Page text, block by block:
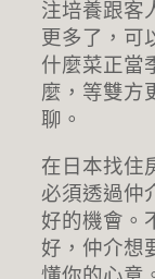
注培養跟客
更多了，可
什麼菜正當
麼，等雙方
聊。
在日本找住
必須透過仲
好的機會。
好，仲介想